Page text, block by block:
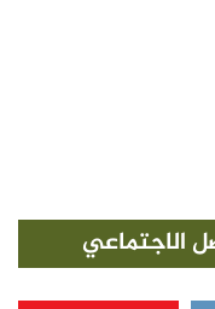
الاجتماعي